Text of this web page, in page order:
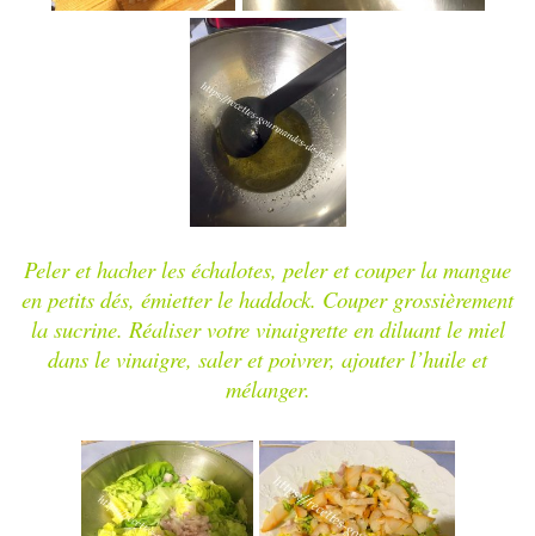
Peler et hacher les échalotes, peler et couper la mangue
en petits dés, émietter le haddock. Couper grossièrement
la sucrine. Réaliser votre vinaigrette en diluant le miel
dans le vinaigre, saler et poivrer, ajouter l’huile et
mélanger.